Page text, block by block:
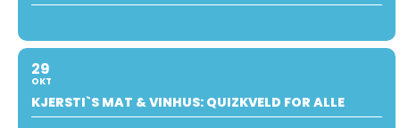
29
OKT
KJERSTI`S MAT & VINHUS: QUIZKVELD FOR ALLE